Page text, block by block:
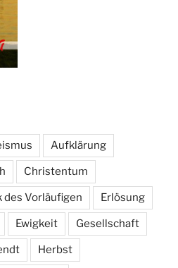
Aufklärung
Christentum
des Vorläufigen Erlösung
Ewigkeit Gesellschaft
Herbst